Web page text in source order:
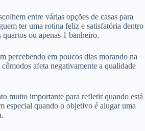
entre várias opções de casas para
ter uma rotina feliz e satisfatória dentro
ou apenas 1 banheiro.
percebendo em poucos dias morando na
afeta negativamente a qualidade
muito importante para refletir quando está
especial quando o objetivo é alugar uma